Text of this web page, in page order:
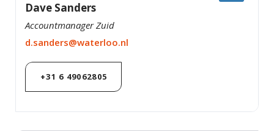
Dave Sanders
Accountmanager Zuid
d.sanders@waterloo.nl
+31 6 49062805